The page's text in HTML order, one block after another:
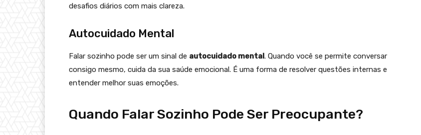
desafios diários com mais clareza.
Autocuidado Mental
Falar sozinho pode ser um sinal de autocuidado mental. Quando você se permite conversar
consigo mesmo, cuida da sua saúde emocional. É uma forma de resolver questões internas e
entender melhor suas emoções.
Quando Falar Sozinho Pode Ser Preocupante?